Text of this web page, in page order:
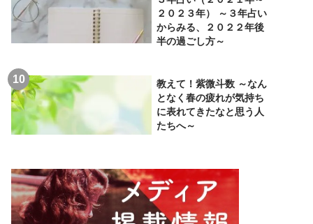
２０２３年） ～３年占い
からみる、２０２２年後
半の過ごし方～
教えて！紫微斗数 ～なん
となく春の疲れが気持ち
に表れてきたなと思う人
たちへ～